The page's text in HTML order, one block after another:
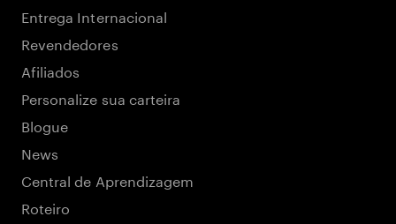
Entrega Internacional
Revendedores
Afiliados
Personalize sua carteira
Blogue
News
Central de Aprendizagem
Roteiro